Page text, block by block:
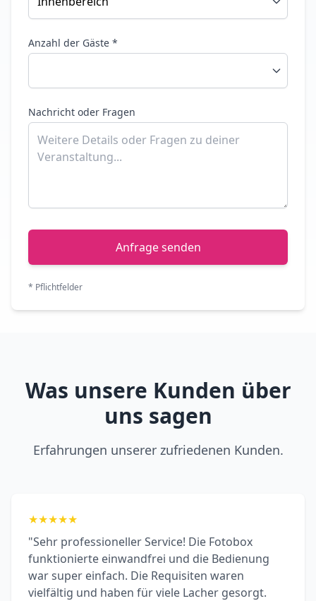
Anzahl der Gäste *
Nachricht oder Fragen
Anfrage senden
* Pflichtfelder
Was unsere Kunden über
uns sagen
Erfahrungen unserer zufriedenen Kunden.
★★★★★
"Sehr professioneller Service! Die Fotobox
funktionierte einwandfrei und die Bedienung
war super einfach. Die Requisiten waren
vielfältig und haben für viele Lacher gesorgt.